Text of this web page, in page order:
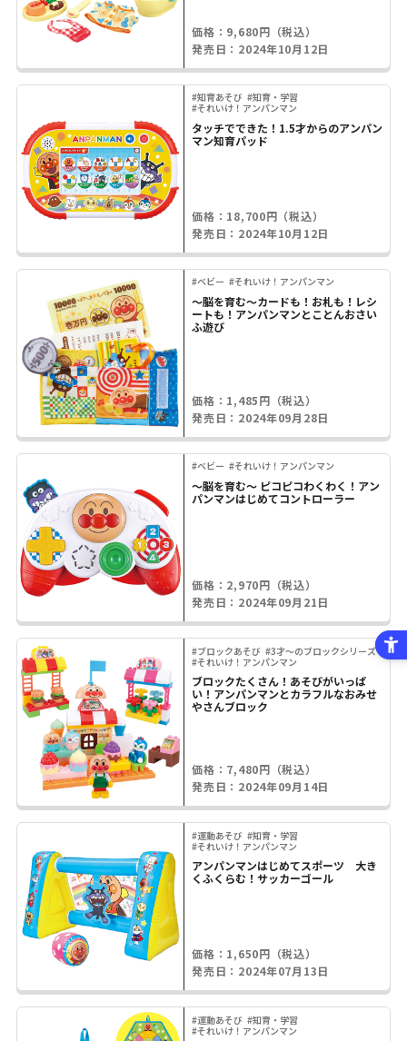
価格：9,680円（税込）
発売日：2024年10月12日
#知育あそび #知育・学習
#それいけ！アンパンマン
タッチでできた！1.5才からのアンパン
マン知育パッド
価格：18,700円（税込）
発売日：2024年10月12日
#ベビー #それいけ！アンパンマン
～脳を育む～カードも！お札も！レシ
ートも！アンパンマンとことんおさい
ふ遊び
価格：1,485円（税込）
発売日：2024年09月28日
#ベビー #それいけ！アンパンマン
～脳を育む～ ピコピコわくわく！アン
パンマンはじめてコントローラー
価格：2,970円（税込）
発売日：2024年09月21日
#ブロックあそび #3才～のブロックシリーズ
#それいけ！アンパンマン
ブロックたくさん！あそびがいっぱ
い！アンパンマンとカラフルなおみせ
やさんブロック
価格：7,480円（税込）
発売日：2024年09月14日
#運動あそび #知育・学習
#それいけ！アンパンマン
アンパンマンはじめてスポーツ 大き
くふくらむ！サッカーゴール
価格：1,650円（税込）
発売日：2024年07月13日
#運動あそび #知育・学習
#それいけ！アンパンマン